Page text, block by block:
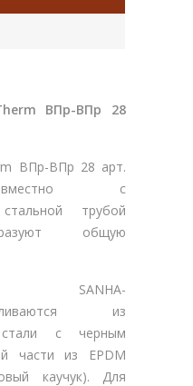
ВПр-ВПр 28
ВПр-ВПр 28 арт.
с
стальной трубой
общую
SANHA-
из
стали с черным
части из EPDM
каучук). Для